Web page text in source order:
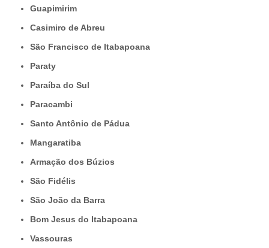
Guapimirim
Casimiro de Abreu
São Francisco de Itabapoana
Paraty
Paraíba do Sul
Paracambi
Santo Antônio de Pádua
Mangaratiba
Armação dos Búzios
São Fidélis
São João da Barra
Bom Jesus do Itabapoana
Vassouras